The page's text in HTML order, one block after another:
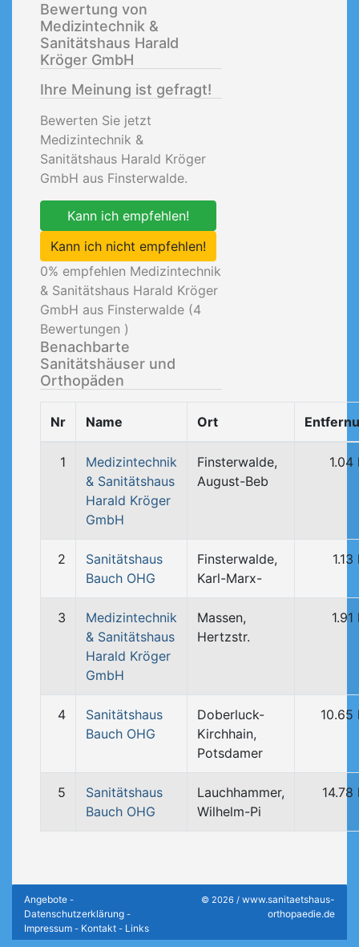
Bewertung von
Medizintechnik &
Sanitätshaus Harald
Kröger GmbH
Ihre Meinung ist gefragt!
Bewerten Sie jetzt
Medizintechnik &
Sanitätshaus Harald Kröger
GmbH aus Finsterwalde.
Kann ich empfehlen!
Kann ich nicht empfehlen!
0% empfehlen Medizintechnik
& Sanitätshaus Harald Kröger
GmbH aus Finsterwalde (4
Bewertungen )
Benachbarte
Sanitätshäuser und
Orthopäden
Nr Name Ort
1
Medizintechnik
& Sanitätshaus
Harald Kröger
GmbH
Finsterwalde,
August-Beb
1.04
2
Sanitätshaus
Bauch OHG
Finsterwalde,
Karl-Marx-
3
Medizintechnik
& Sanitätshaus
Harald Kröger
GmbH
Massen,
Hertzstr.
4
Sanitätshaus
Bauch OHG
Doberluck-
Kirchhain,
Potsdamer
10.65
5
Sanitätshaus
Bauch OHG
Lauchhammer,
Wilhelm-Pi
14.78
Angebote -
Datenschutzerklärung -
Impressum - Kontakt - Links
© 2026 / www.sanitaetshaus-
orthopaedie.de